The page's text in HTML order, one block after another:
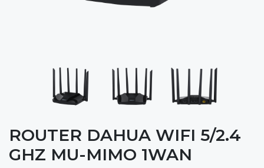
ROUTER DAHUA WIFI 5/2.4
GHZ MU-MIMO 1WAN